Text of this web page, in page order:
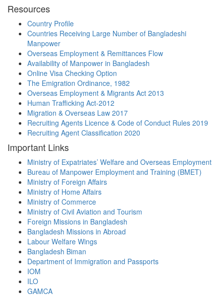
Resources
Country Profile
Countries Receiving Large Number of Bangladeshi
Manpower
Overseas Employment & Remittances Flow
Availability of Manpower in Bangladesh
Online Visa Checking Option
The Emigration Ordinance, 1982
Overseas Employment & Migrants Act 2013
Human Trafficking Act-2012
Migration & Overseas Law 2017
Recruiting Agents Licence & Code of Conduct Rules 2019
Recruiting Agent Classification 2020
Important Links
Ministry of Expatriates’ Welfare and Overseas Employment
Bureau of Manpower Employment and Training (BMET)
Ministry of Foreign Affairs
Ministry of Home Affairs
Ministry of Commerce
Ministry of Civil Aviation and Tourism
Foreign Missions in Bangladesh
Bangladesh Missions in Abroad
Labour Welfare Wings
Bangladesh Biman
Department of Immigration and Passports
IOM
ILO
GAMCA